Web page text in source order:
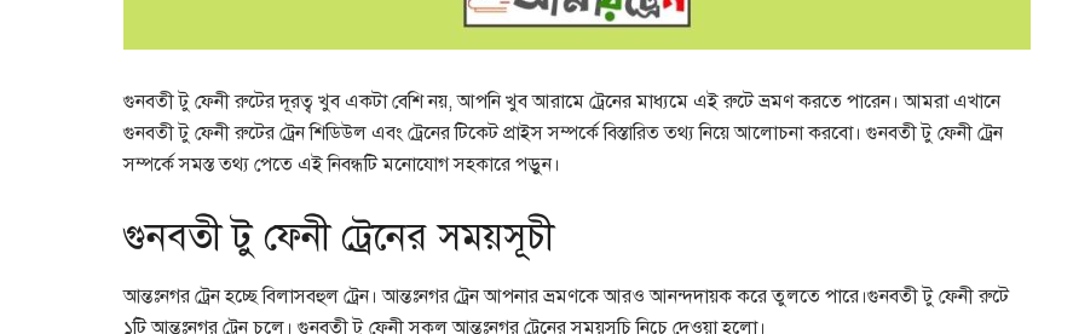
গুনবতী টু ফেনী রুটের দূরত্ব খুব একটা বেশি নয়, আপনি খুব আরামে ট্রেনের মাধ্যমে এই রুটে ভ্রমণ করতে পারেন। আমরা এখানে
গুনবতী টু ফেনী রুটের ট্রেন শিডিউল এবং ট্রেনের টিকেট প্রাইস সম্পর্কে বিস্তারিত তথ্য নিয়ে আলোচনা করবো। গুনবতী টু ফেনী ট্রেন
সম্পর্কে সমস্ত তথ্য পেতে এই নিবন্ধটি মনোযোগ সহকারে পড়ুন।
গুনবতী টু ফেনী ট্রেনের সময়সূচী
আন্তঃনগর ট্রেন হচ্ছে বিলাসবহুল ট্রেন। আন্তঃনগর ট্রেন আপনার ভ্রমণকে আরও আনন্দদায়ক করে তুলতে পারে।গুনবতী টু ফেনী রুটে
১টি আন্তঃনগর ট্রেন চলে। গুনবতী টু ফেনী সকল আন্তঃনগর ট্রেনের সময়সূচি নিচে দেওয়া হলো।